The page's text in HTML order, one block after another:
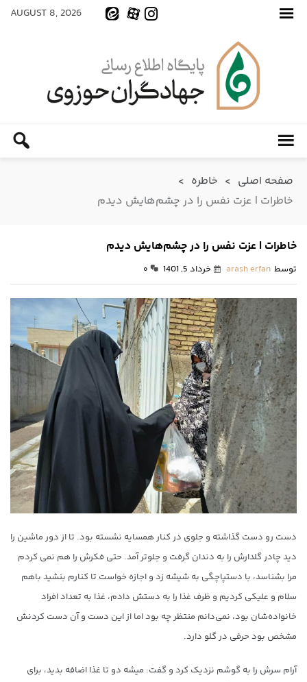
AUGUST 8, 2026
صفحه اصلی > خاطره >
خاطرات | عزت نفس را در چشم‌هایش دیدم
خاطرات | عزت نفس را در چشم‌هایش دیدم
توسط arash erfan خرداد 5, 1401 ۰
دست رو دست گذاشته و جلوی در کنار همسایه نشسته بود. تا از دور ماشین را
دید چادر گلدارش را به دندان گرفت و جلوتر آمد. حتی فکرش را هم نمی کردم
مرا بشناسد، با دستپاچگی به شیشه زد و اجازه خواست تا کنارم بنشید باهم
سلام و علیکی کردیم و ظرف غذا را به دستش دادم، غذا به تعداد افراد
خانواده‌شان بود، نمی‌دانم منتظر چه بود اما از این دست و آن دست کردنش
مشخص بود حرفی در گلو دارد.
آرام سرش را به گوشم نزدیک کرد و گفت: میشه دو تا غذا اضافه بدید، برای